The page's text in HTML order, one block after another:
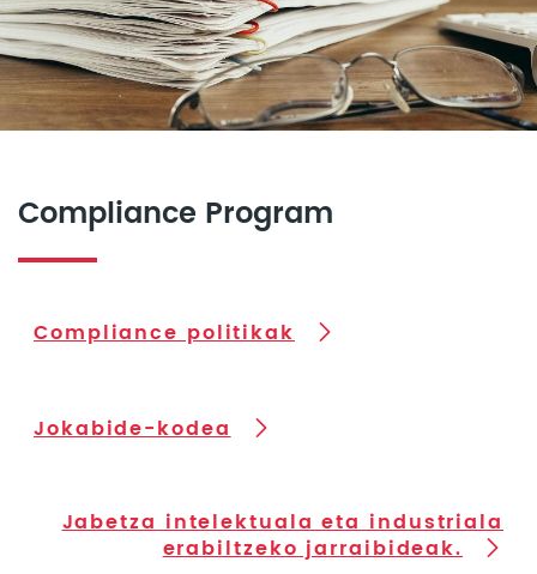
Compliance Program
Compliance politikak
Jokabide-kodea
Jabetza intelektuala eta industriala
erabiltzeko jarraibideak.